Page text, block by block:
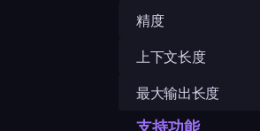
精度
上下文长度
最大输出长度